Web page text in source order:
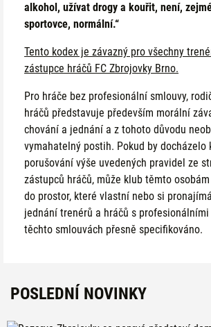
alkohol, užívat drogy a kouřit, není,
sportovce, normální.“
Tento kodex je závazný pro všechny
zástupce hráčů FC Zbrojovky Brno.
Pro hráče bez profesionální smlouvy,
hráčů představuje především morální
chování a jednání a z tohoto důvodu
vymahatelný postih. Pokud by docházelo
porušování výše uvedených pravidel ze
zástupců hráčů, může klub těmto
do prostor, které vlastní nebo si
jednání trenérů a hráčů s
těchto smlouvách přesně specifikováno.
POSLEDNÍ NOVINKY